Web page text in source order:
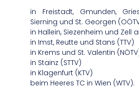
in Freistadt, Gmunden,
Sierning und St. Georgen
in Hallein, Siezenheim und Zell
in Imst, Reutte und Stans (TTV)
in Krems und St. Valentin
in Stainz (STTV)
in Klagenfurt (KTV)
beim Heeres TC in Wien (WTV).